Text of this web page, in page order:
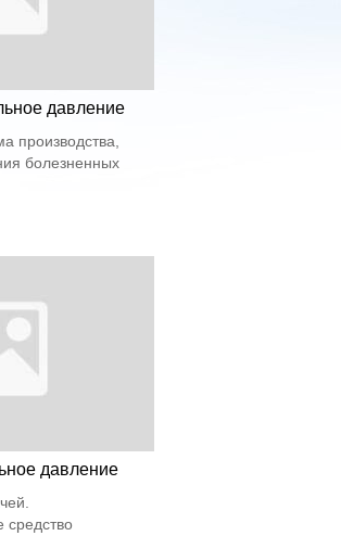
давление
производства,
болезненных
давление
средство